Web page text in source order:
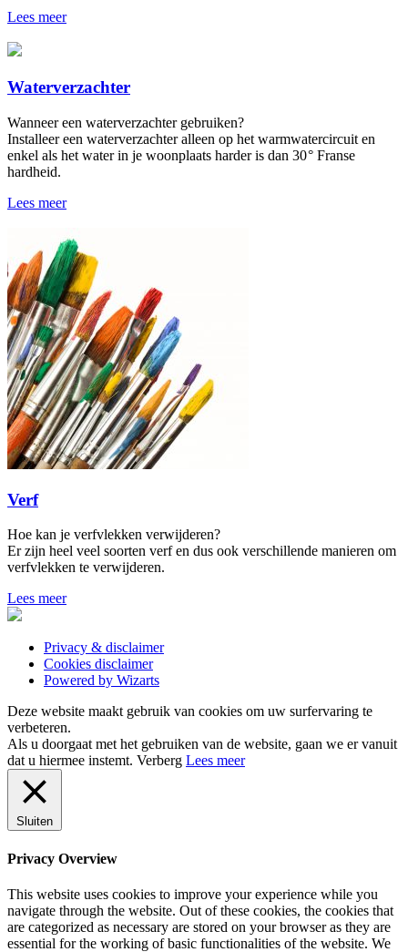
Lees meer
Waterverzachter
Wanneer een waterverzachter gebruiken?
Installeer een waterverzachter alleen op het warmwatercircuit en
enkel als het water in je woonplaats harder is dan 30 ° Franse
hardheid.
Lees meer
Verf
Hoe kan je verfvlekken verwijderen?
Er zijn heel veel soorten verf en dus ook verschillende manieren om
verfvlekken te verwijderen.
Lees meer
Privacy & disclaimer
Cookies disclaimer
Powered by Wizarts
Deze website maakt gebruik van cookies om uw surfervaring te
verbeteren.
Als u doorgaat met het gebruiken van de website, gaan we er vanuit
dat u hiermee instemt. Verberg Lees meer
Sluiten
Privacy Overview
This website uses cookies to improve your experience while you
navigate through the website. Out of these cookies, the cookies that
are categorized as necessary are stored on your browser as they are
essential for the working of basic functionalities of the website. We